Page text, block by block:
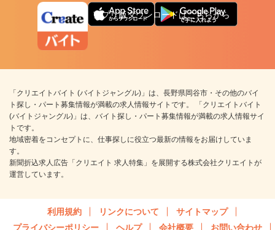
アプリ版ダウンロードはこちらから
「クリエイトバイト (バイトジャングル)」は、長野県岡谷市・その他のバイ
ト探し・パート募集情報が満載の求人情報サイトです。 「クリエイトバイト
(バイトジャングル)」は、バイト探し・パート募集情報が満載の求人情報サイ
トです。
地域密着をコンセプトに、仕事探しに役立つ最新の情報をお届けしていま
す。
新聞折込求人広告「クリエイト 求人特集」を展開する株式会社クリエイトが
運営しています。
利用規約 リンクについて
サイトマップ
プライバシーポリシー
ヘルプ 会社概要 お問い合わせ